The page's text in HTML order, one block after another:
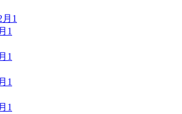
1
1
1
1
1